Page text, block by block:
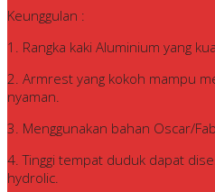
Keunggulan :
1. Rangka kaki Aluminium yang
2. Armrest yang kokoh mampu
nyaman.
3. Menggunakan bahan Oscar/
4. Tinggi tempat duduk dapat
hydrolic.